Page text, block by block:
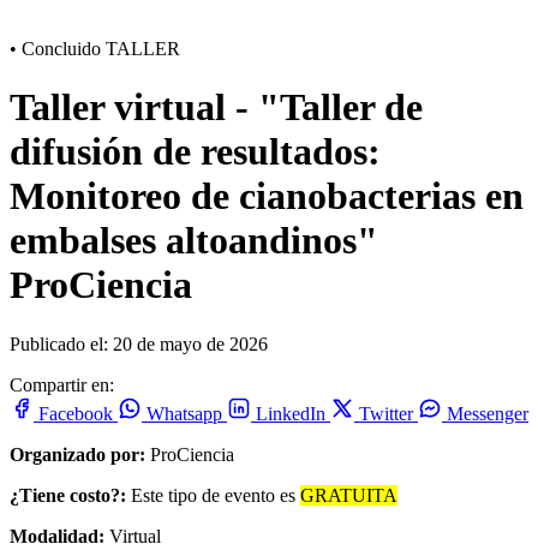
• Concluido TALLER
Taller virtual - "Taller de
difusión de resultados:
Monitoreo de cianobacterias en
embalses altoandinos"
ProCiencia
Publicado el: 20 de mayo de 2026
Compartir en:
Facebook
Whatsapp LinkedIn Twitter
Messenger
Organizado por: ProCiencia
¿Tiene costo?: Este tipo de evento es GRATUITA
Modalidad: Virtual